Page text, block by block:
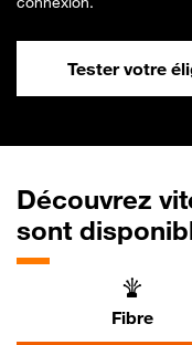
Tester votre
Découvrez
sont
Fibre